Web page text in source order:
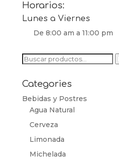
Horarios:
Lunes a Viernes
De 8:00 am a 11:00 pm
Buscar
Categories
Bebidas y Postres
Agua Natural
Cerveza
Limonada
Michelada